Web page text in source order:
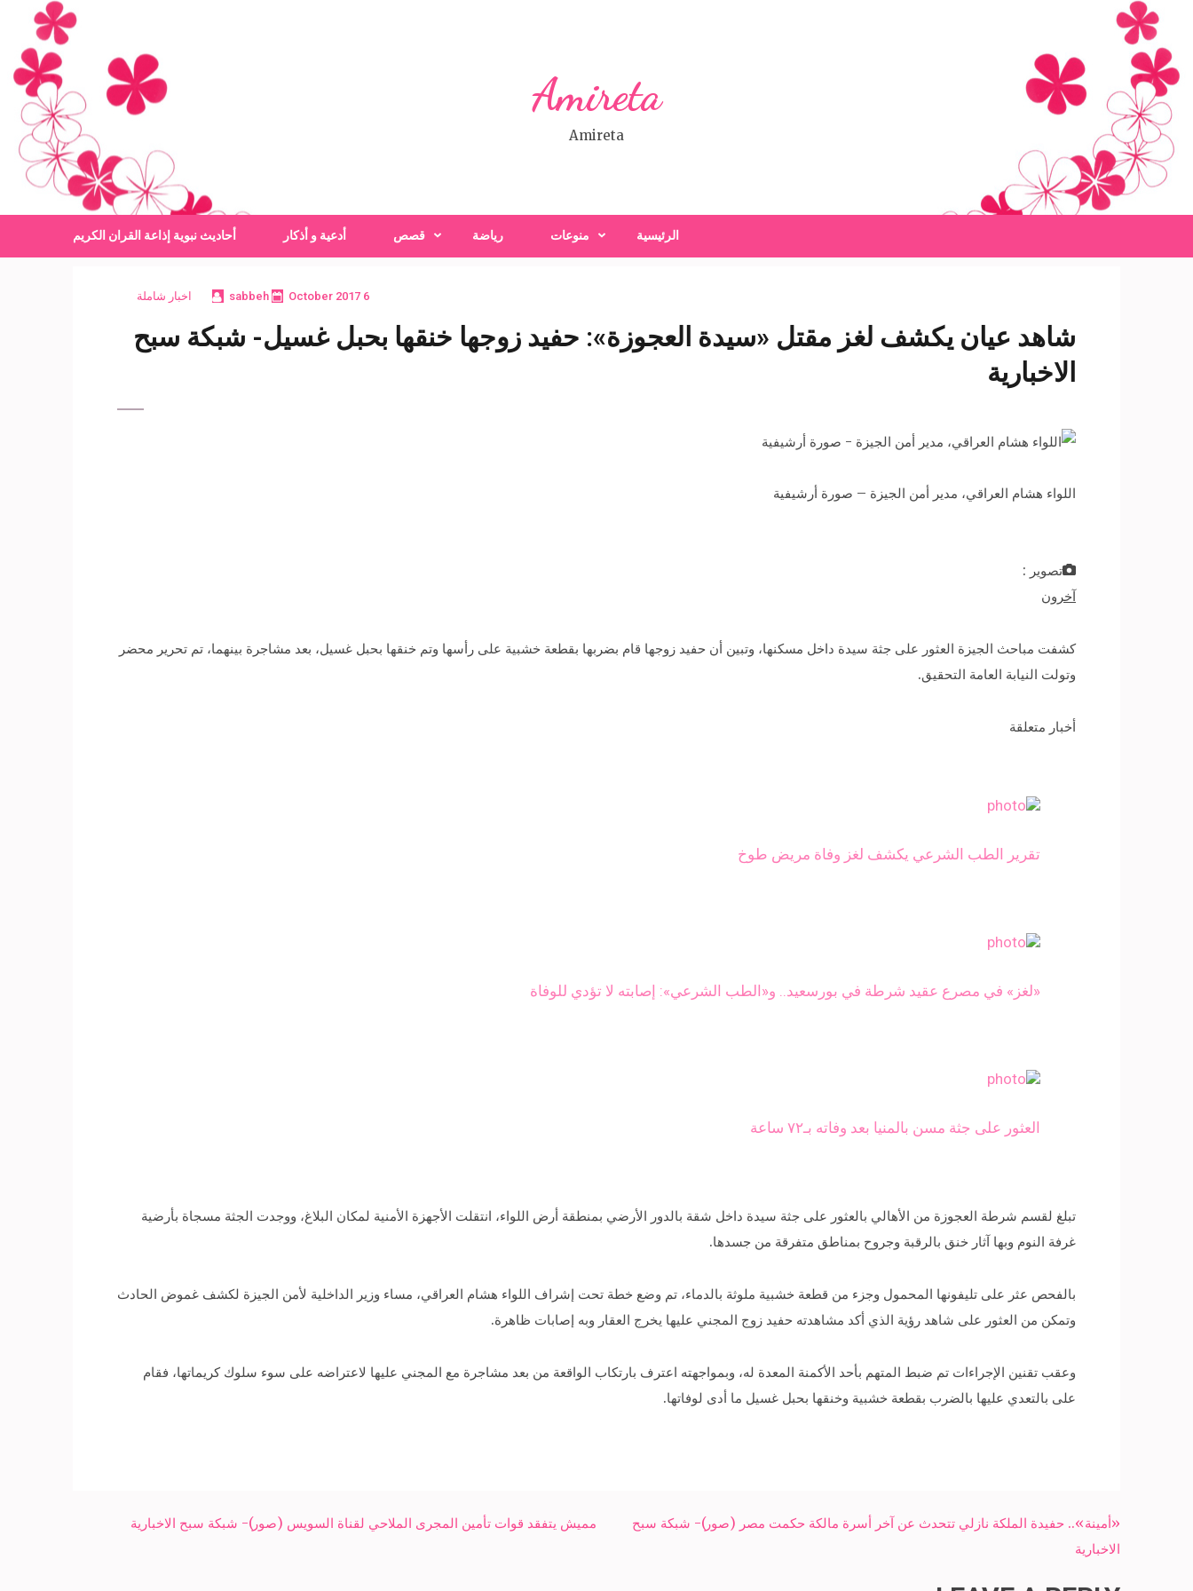
content
(Press
Enter)
Amireta
Amireta
الرئيسية منوعات رياضة قصص أدعية و أذكار أحاديث نبوية إذاعة القران الكريم
6 October 2017
sabbeh اخبار شاملة
شاهد عيان يكشف لغز مقتل «سيدة العجوزة»: حفيد زوجها خنقها بحبل غسيل- شبكة سبح
الاخبارية
اللواء هشام العراقي، مدير أمن الجيزة – صورة أرشيفية
تصوير :
آخرون
كشفت مباحث الجيزة العثور على جثة سيدة داخل مسكنها، وتبين أن حفيد زوجها قام بضربها بقطعة خشبية على رأسها وتم خنقها بحبل غسيل، بعد مشاجرة بينهما، تم تحرير محضر
وتولت النيابة العامة التحقيق.
أخبار متعلقة
تقرير الطب الشرعي يكشف لغز وفاة مريض طوخ
«لغز» في مصرع عقيد شرطة في بورسعيد.. و«الطب الشرعي»: إصابته لا تؤدي للوفاة
العثور على جثة مسن بالمنيا بعد وفاته بـ٧٢ ساعة
تبلغ لقسم شرطة العجوزة من الأهالي بالعثور على جثة سيدة داخل شقة بالدور الأرضي بمنطقة أرض اللواء، انتقلت الأجهزة الأمنية لمكان البلاغ، ووجدت الجثة مسجاة بأرضية
غرفة النوم وبها آثار خنق بالرقبة وجروح بمناطق متفرقة من جسدها.
بالفحص عثر على تليفونها المحمول وجزء من قطعة خشبية ملوثة بالدماء، تم وضع خطة تحت إشراف اللواء هشام العراقي، مساء وزير الداخلية لأمن الجيزة لكشف غموض الحادث
وتمكن من العثور على شاهد رؤية الذي أكد مشاهدته حفيد زوج المجني عليها يخرج العقار وبه إصابات ظاهرة.
وعقب تقنين الإجراءات تم ضبط المتهم بأحد الأكمنة المعدة له، وبمواجهته اعترف بارتكاب الواقعة من بعد مشاجرة مع المجني عليها لاعتراضه على سوء سلوك كريماتها، فقام
على بالتعدي عليها بالضرب بقطعة خشبية وخنقها بحبل غسيل ما أدى لوفاتها.
Post
navigation
مميش يتفقد قوات تأمين المجرى الملاحي لقناة السويس (صور)- شبكة سبح الاخبارية
«أمينة».. حفيدة الملكة نازلي تتحدث عن آخر أسرة مالكة حكمت مصر (صور)- شبكة سبح
الاخبارية